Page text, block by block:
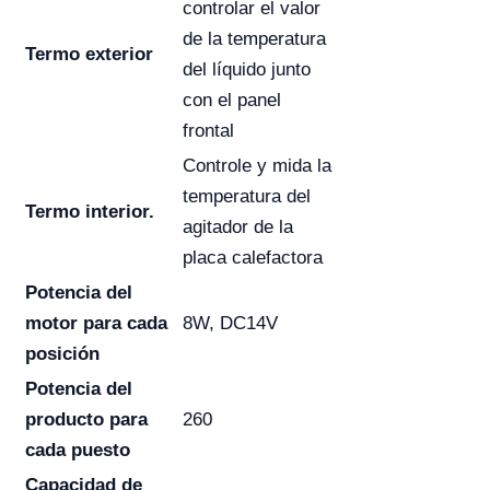
Termo exterior
controlar el valor
de la temperatura
del líquido junto
con el panel
frontal
Termo interior.
Controle y mida la
temperatura del
agitador de la
placa calefactora
Potencia del
motor para cada
posición
8W, DC14V
Potencia del
producto para
cada puesto
260
Capacidad de